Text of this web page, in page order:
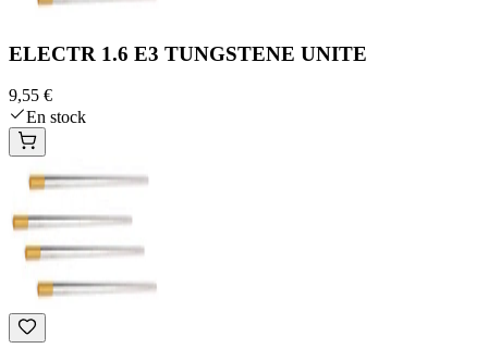
ELECTR 1.6 E3 TUNGSTENE UNITE
9,55 €
En stock